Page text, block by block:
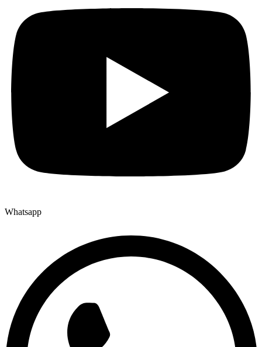
Whatsapp